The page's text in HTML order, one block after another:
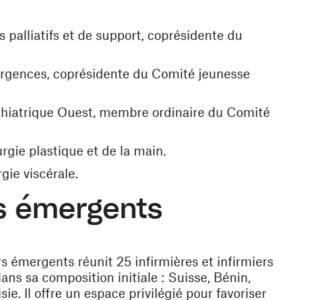
palliatifs et de support, coprésidente du
coprésidente du Comité jeunesse
Ouest, membre ordinaire du Comité
plastique et de la main.
viscérale.
émergents
émergents réunit 25 infirmières et infirmiers
sa composition initiale : Suisse, Bénin,
Il offre un espace privilégié pour favoriser